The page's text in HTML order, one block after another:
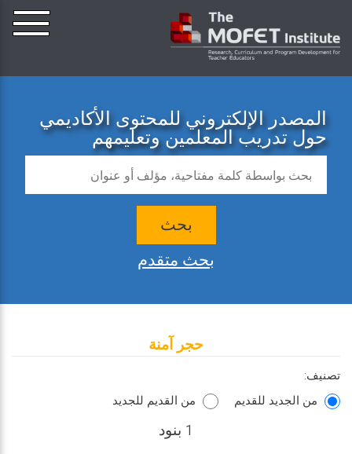
المصدر الإلكتروني للمحتوى الأكاديمي
حول تدريب المعلمين وتعليمهم
بحث
بحث متقدم
حجر آمنة
تصنيف:
من الجديد للقديم
من القديم للجديد
1 بنود